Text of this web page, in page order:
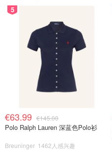
5
€63.99 €145.00
Polo Ralph Lauren 深蓝色Polo衫
Breuninger 1462人感兴趣